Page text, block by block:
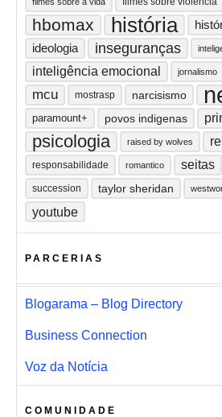
hbomax história
ideologia inseguranças
inteligência emocional jornalismo
mcu mostrasp narcisismo
paramount+ povos indigenas
psicologia raised by wolves
responsabilidade romantico seitas
succession taylor sheridan
youtube
PARCERIAS
Blogarama – Blog Directory
Business Connection
Voz da Notícia
COMUNIDADE